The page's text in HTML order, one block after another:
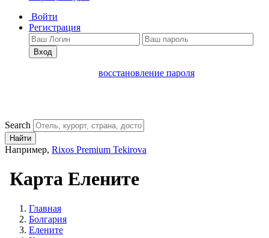
Войти
Регистрация
Вход
восстановление пароля
Search
Найти
Например, Rixos Premium Tekirova
Карта Елените
Главная
Болгария
Елените